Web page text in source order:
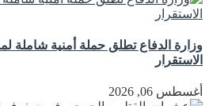
وزارة الدفاع تطلق حملة أمنية شاملة
الاستقرار
أغسطس 06, 2026